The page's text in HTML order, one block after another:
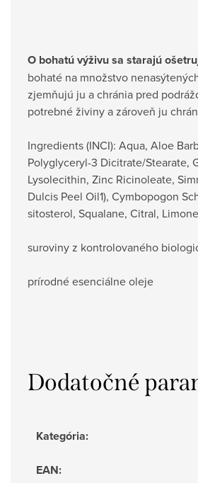
O bohatú výživu sa starajú
bohaté na množstvo
zjemňujú ju a chránia pred
potrebné živiny a zároveň ju
Ingredients (INCI): Aqua, Aloe
Polyglyceryl-3 Dicitrate/Stearate,
Lysolecithin, Zinc Ricinoleate,
Dulcis Peel Oil1), Cymbopogon
sitosterol, Squalane, Citral,
suroviny z kontrolovaného
prírodné esenciálne oleje
Dodatočné
Kategória:
EAN: